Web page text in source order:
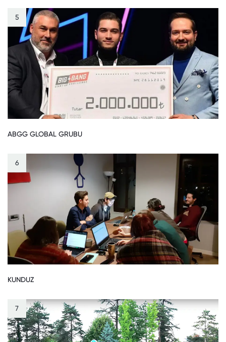
5
ABGG GLOBAL GRUBU
6
KUNDUZ
7